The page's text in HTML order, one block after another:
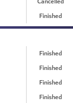
Finished
Finished
Finished
Finished
Finished